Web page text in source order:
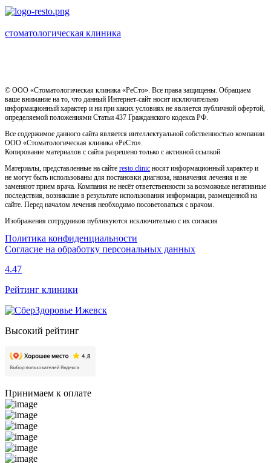
стоматологическая клиника
© ООО «Стоматологическая клиника «РеСто». Все права защищены. Обращаем
ваше внимание на то, что данный Интернет-сайт носит исключительно
информационный характер и ни при каких условиях не является публичной офертой,
определяемой положениями Статьи 437 Гражданского кодекса РФ.
Все содержимое данного сайта является интеллектуальной собственностью компании
ООО «Стоматологическая клиника «РеСто».
Копирование материалов с сайта разрешено только с активной ссылкой
Материалы, представленные на сайте resto.clinic носят информационный характер и
не могут быть использованы для постановки диагноза, назначения лечения и не
заменяют прием врача. Компания не несёт ответственности за возможные негативные
последствия, возникшие в результате использования информации, размещенной на
сайте. Перед началом лечения необходимо посоветоваться с врачом.
Изображения сотрудников публикуются исключительно с их согласия
Политика конфиденциальности
Согласие на обработку персональных данных
4.47
Рейтинг клиники
Высокий рейтинг
Принимаем к оплате